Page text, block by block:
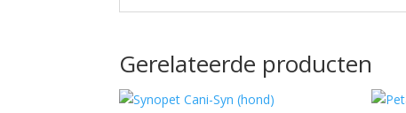
Gerelateerde producten